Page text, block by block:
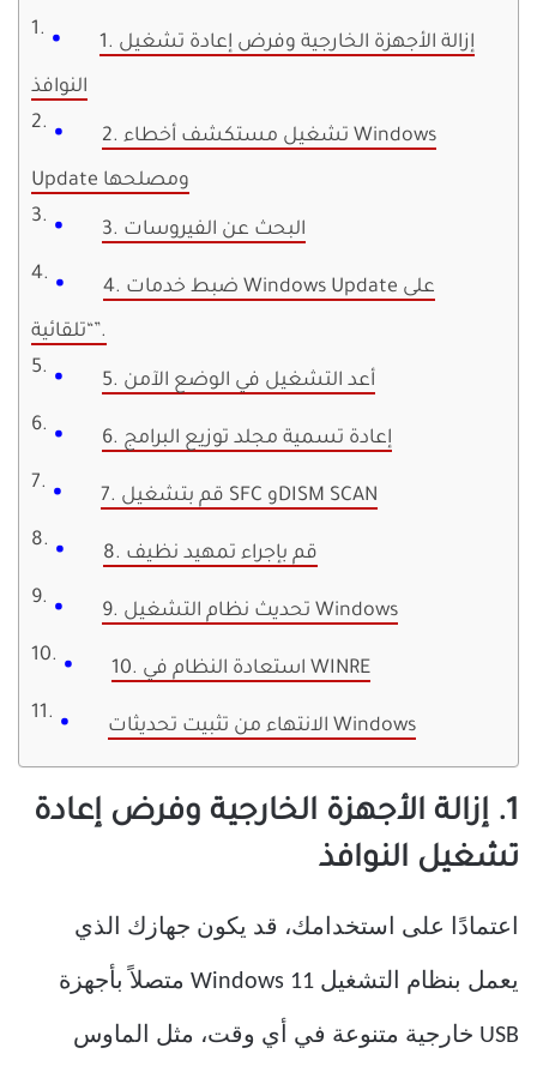
1. إزالة الأجهزة الخارجية وفرض إعادة تشغيل
النوافذ
2. تشغيل مستكشف أخطاء Windows
Update ومصلحها
3. البحث عن الفيروسات
4. ضبط خدمات Windows Update على
“تلقائية”.
5. أعد التشغيل في الوضع الآمن
6. إعادة تسمية مجلد توزيع البرامج
7. قم بتشغيل SFC وDISM SCAN
8. قم بإجراء تمهيد نظيف
9. تحديث نظام التشغيل Windows
10. استعادة النظام في WINRE
الانتهاء من تثبيت تحديثات Windows
1. إزالة الأجهزة الخارجية وفرض إعادة
تشغيل النوافذ
اعتمادًا على استخدامك، قد يكون جهازك الذي
يعمل بنظام التشغيل Windows 11 متصلاً بأجهزة
USB خارجية متنوعة في أي وقت، مثل الماوس